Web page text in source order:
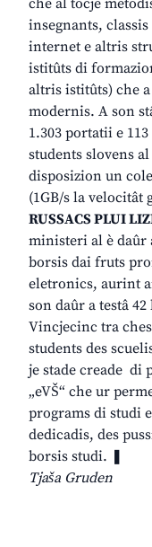
che al tocje
insegnants,
internet e altris
istitûts di
altris istitûts) che
modernis. A son
1.303 portatii e
students slovens
disposizion un
(1GB/s la velocitât
RUSSACS PLUI
ministeri al è daûr
borsis dai fruts
eletronics, aurint
son daûr a testâ
Vincjecinc tra
students des
je stade creade di
„eVŠ“ che ur
programs di studi
dedicadis, des
borsis studi. ❚
Tjaša Gruden